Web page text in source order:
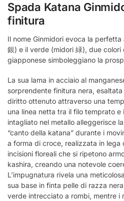
Spada Katana
finitura
Il nome Ginmidori evoca la perfetta
銀) e il verde (midori 緑), due colori
giapponese simboleggiano la
La sua lama in acciaio al
sorprendente finitura nera,
diritto ottenuto attraverso una
una linea netta tra il filo temprato
intagliato nel metallo alleggerisce
“canto della katana” durante i
a forma di croce, realizzata in lega
incisioni floreali che si ripetono
kashira, creando una notevole
L’impugnatura rivela una
sua base in finta pelle di razza
verde intrecciato a rombi, mentre i